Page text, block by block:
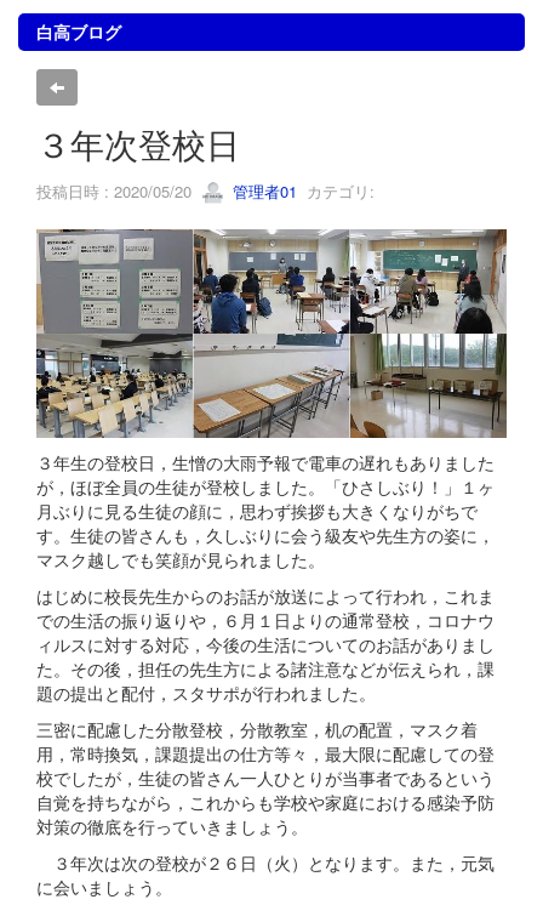
白高ブログ
３年次登校日
投稿日時 : 2020/05/20 管理者01 カテゴリ:
３年生の登校日，生憎の大雨予報で電車の遅れもありました
が，ほぼ全員の生徒が登校しました。「ひさしぶり！」１ヶ
月ぶりに見る生徒の顔に，思わず挨拶も大きくなりがちで
す。生徒の皆さんも，久しぶりに会う級友や先生方の姿に，
マスク越しでも笑顔が見られました。
はじめに校長先生からのお話が放送によって行われ，これま
での生活の振り返りや，６月１日よりの通常登校，コロナウ
ィルスに対する対応，今後の生活についてのお話がありまし
た。その後，担任の先生方による諸注意などが伝えられ，課
題の提出と配付，スタサポが行われました。
三密に配慮した分散登校，分散教室，机の配置，マスク着
用，常時換気，課題提出の仕方等々，最大限に配慮しての登
校でしたが，生徒の皆さん一人ひとりが当事者であるという
自覚を持ちながら，これからも学校や家庭における感染予防
対策の徹底を行っていきましょう。
３年次は次の登校が２６日（火）となります。また，元気
に会いましょう。